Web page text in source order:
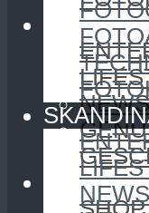
SHOP |